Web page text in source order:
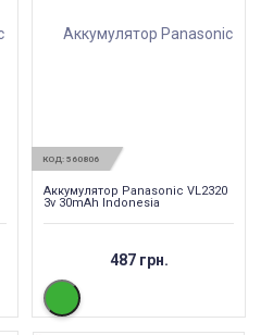
КОД: 560806
Аккумулятор Panasonic VL2320
3v 30mAh Indonesia
487 грн.